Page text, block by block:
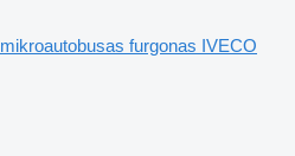
mikroautobusas furgonas IVECO